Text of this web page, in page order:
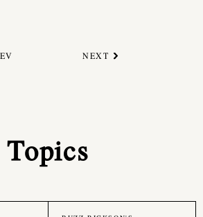
NEXT
Topics